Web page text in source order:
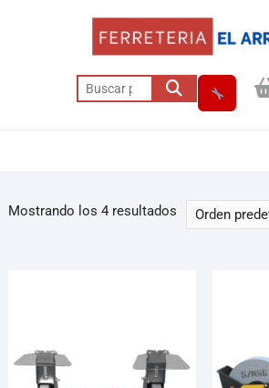
Mostrando los 4 resultados